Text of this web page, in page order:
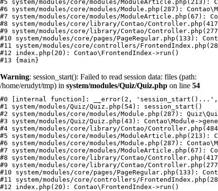
#5 system/modules/core/modules/
#6 system/modules/core/modules/Module.php(287):
#7 system/modules/core/modules/ModuleArticle.php(67):
#8 system/modules/core/library/Contao/
#9 system/modules/core/library/Contao/
#10 system/modules/core/pages/PageRegular.php(133):
#11 system/modules/core/controllers/
#12 index.php(20): Contao\FrontendIndex->run()
Warning: session_start(): Failed to read session data: files (path:
/home/erudyt/tmp) in system/modules/Quiz/Quiz.php on line 54
#0 [internal function]: __error(2,
#1 system/modules/Quiz/Quiz.php(54): session_start()
#2 system/modules/core/modules/Module.php(287):
#3 system/modules/Quiz/Quiz.php(43): Contao\Module-
#4 system/modules/core/library/Contao/
#5 system/modules/core/modules/
#6 system/modules/core/modules/Module.php(287):
#7 system/modules/core/modules/ModuleArticle.php(67):
#8 system/modules/core/library/Contao/
#9 system/modules/core/library/Contao/
#10 system/modules/core/pages/PageRegular.php(133):
#11 system/modules/core/controllers/
#12 index.php(20): Contao\FrontendIndex->run()